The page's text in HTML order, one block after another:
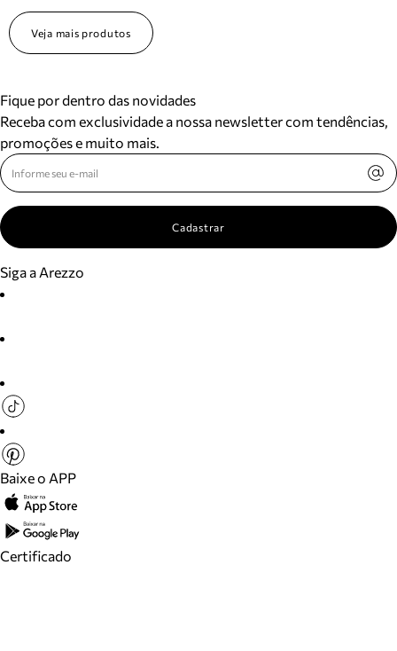
Veja mais produtos
Fique por dentro das novidades
Receba com exclusividade a nossa newsletter com tendências,
promoções e muito mais.
Cadastrar
Siga a Arezzo
Baixe o APP
Certificado